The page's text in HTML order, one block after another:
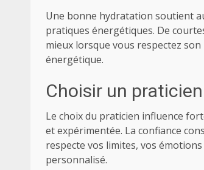
Une bonne hydratation soutient
pratiques énergétiques. De
mieux lorsque vous respectez
énergétique.
Choisir un
Le choix du praticien influence
et expérimentée. La confiance
respecte vos limites, vos
personnalisé.